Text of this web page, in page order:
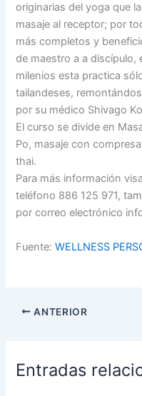
originarias del yoga que
masaje al receptor; por
más completos y
de maestro a a discípulo,
milenios esta practica
tailandeses,
por su médico Shivago
El curso se divide en
Po, masaje con
thai.
Para más información
teléfono 886 125 971,
por correo electrónico
Fuente:WELLNESS
ANTERIOR
Entradas